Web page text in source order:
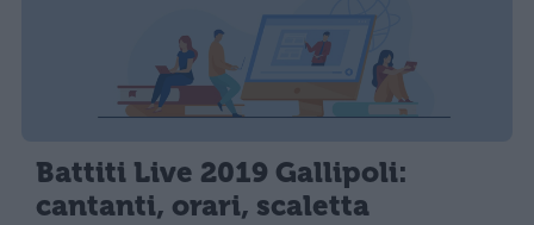
Battiti Live 2019 Gallipoli:
cantanti, orari, scaletta